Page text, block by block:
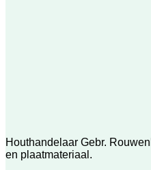
Houthandelaar Gebr.
en plaatmateriaal.